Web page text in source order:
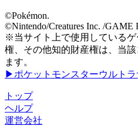
©Pokémon.
©Nintendo/Creatures Inc. /GAME
※当サイト上で使用している
権、その他知的財産権は、当
ます。
▶ポケットモンスターウルトラ
トップ
ヘルプ
運営会社